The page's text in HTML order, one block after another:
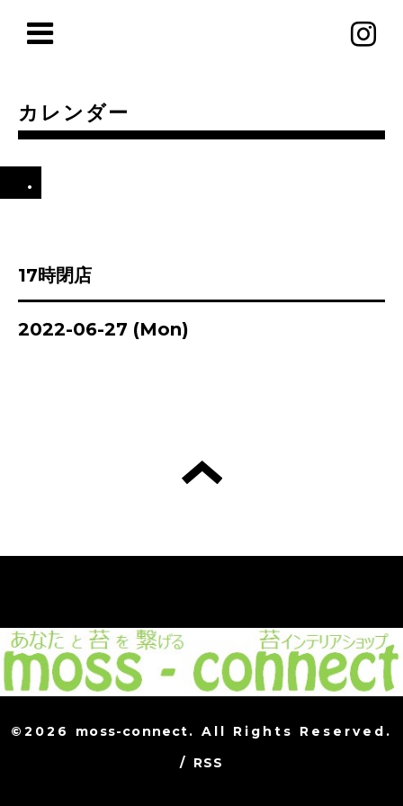
カレンダー
.
17時閉店
2022-06-27 (Mon)
©2026 moss-connect. All Rights Reserved.
/ RSS